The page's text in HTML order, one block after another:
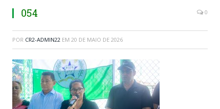
054 0
POR CR2-ADMIN22 EM 20 DE MAIO DE 2026